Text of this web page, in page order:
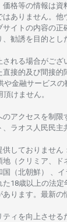
価格等の情報は資
ありません。 他
サイトの内容の正
勧誘を 目的とし
さ れる場合がござ
直接的及び間接的
や金融サービスの
頂けません 。
のアクセスを制限
ラオス 人民民主
供しておりません
地 （クリミア、
国 （北朝鮮） 、
た18歳以上の法定
ります。 最新の
ティを向上さ せる